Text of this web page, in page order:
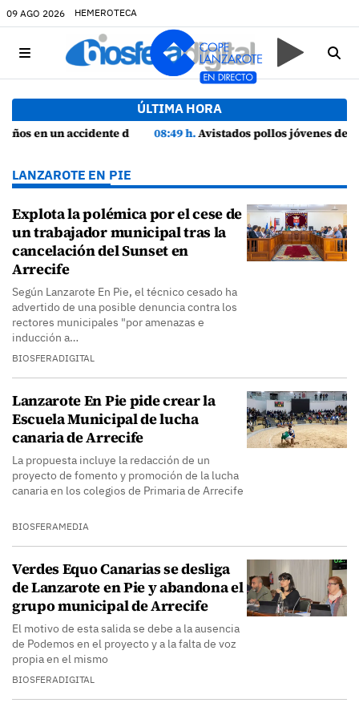
09 AGO 2026 HEMEROTECA
ÚLTIMA HORA
08:49 h.Avistados pollos jóvenes de corredor sahariano y episodios de cortejo de hubara cerca del rally de Lanzarote
LANZAROTE EN PIE
Explota la polémica por el cese de
un trabajador municipal tras la
cancelación del Sunset en
Arrecife
Según Lanzarote En Pie, el técnico cesado ha
advertido de una posible denuncia contra los
rectores municipales "por amenazas e
inducción a…
BIOSFERADIGITAL
Lanzarote En Pie pide crear la
Escuela Municipal de lucha
canaria de Arrecife
La propuesta incluye la redacción de un
proyecto de fomento y promoción de la lucha
canaria en los colegios de Primaria de Arrecife
BIOSFERAMEDIA
Verdes Equo Canarias se desliga
de Lanzarote en Pie y abandona el
grupo municipal de Arrecife
El motivo de esta salida se debe a la ausencia
de Podemos en el proyecto y a la falta de voz
propia en el mismo
BIOSFERADIGITAL